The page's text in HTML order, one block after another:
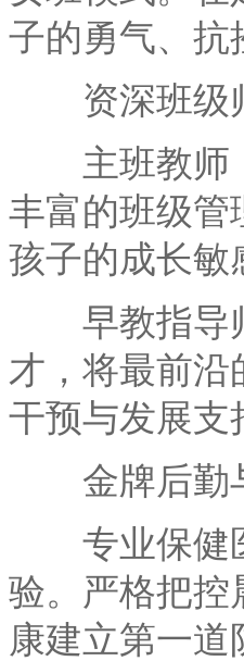
子的勇气、抗
资深班级师
主班教师：
丰富的班级管
孩子的成长敏
早教指导师
才，将最前沿
干预与发展支
金牌后勤与
专业保健医
验。严格把控
康建立第一道